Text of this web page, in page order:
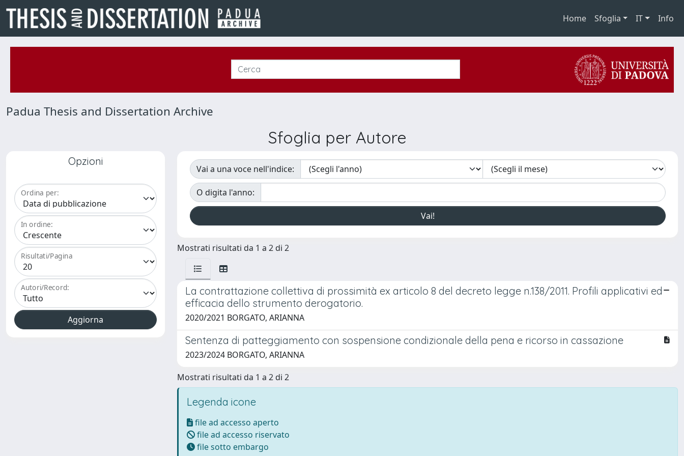
Home Sfoglia IT Info
Padua Thesis and Dissertation Archive
Sfoglia per Autore
Opzioni
Ordina per:
In ordine:
Risultati/Pagina
Autori/Record:
Vai a una voce nell'indice:
O digita l'anno:
Mostrati risultati da 1 a 2 di 2
La contrattazione collettiva di prossimità ex articolo 8 del decreto legge n.138/2011. Profili applicativi ed
efficacia dello strumento derogatorio.
2020/2021 BORGATO, ARIANNA
Sentenza di patteggiamento con sospensione condizionale della pena e ricorso in cassazione
2023/2024 BORGATO, ARIANNA
Mostrati risultati da 1 a 2 di 2
Legenda icone
file ad accesso aperto
file ad accesso riservato
file sotto embargo